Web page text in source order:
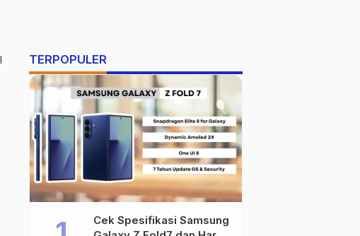
TERPOPULER
Cek Spesifikasi Samsung